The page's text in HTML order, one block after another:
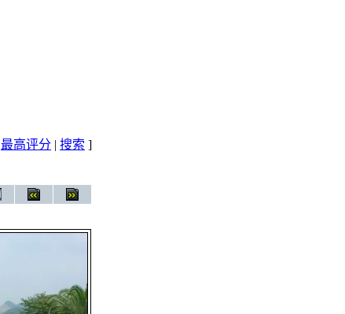
最高评分 | 搜索 ]